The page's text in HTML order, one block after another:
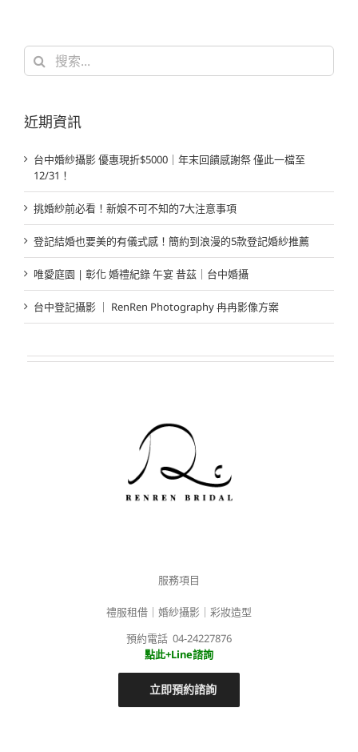
搜
近期資訊
台中婚紗攝影 優惠現折$5000｜年末回饋感謝祭 僅此一檔至
12/31！
挑婚紗前必看！新娘不可不知的7大注意事項
登記結婚也要美的有儀式感！簡約到浪漫的5款登記婚紗推薦
唯愛庭園 | 彰化 婚禮紀錄 午宴 昔茲｜台中婚攝
台中登記攝影 ｜ RenRen Photography 冉冉影像方案
服務項目
禮服租借｜婚紗攝影｜彩妝造型
預約電話 04-24227876
點此+Line諮詢
立即預約諮詢